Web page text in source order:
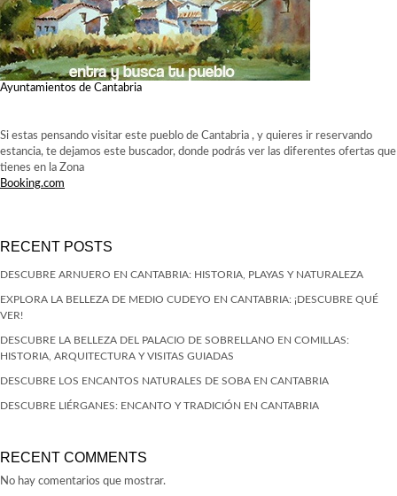
Ayuntamientos de Cantabria
Si estas pensando visitar este pueblo de Cantabria , y quieres ir reservando
estancia, te dejamos este buscador, donde podrás ver las diferentes ofertas que
tienes en la Zona
Booking.com
RECENT POSTS
DESCUBRE ARNUERO EN CANTABRIA: HISTORIA, PLAYAS Y NATURALEZA
EXPLORA LA BELLEZA DE MEDIO CUDEYO EN CANTABRIA: ¡DESCUBRE QUÉ
VER!
DESCUBRE LA BELLEZA DEL PALACIO DE SOBRELLANO EN COMILLAS:
HISTORIA, ARQUITECTURA Y VISITAS GUIADAS
DESCUBRE LOS ENCANTOS NATURALES DE SOBA EN CANTABRIA
DESCUBRE LIÉRGANES: ENCANTO Y TRADICIÓN EN CANTABRIA
RECENT COMMENTS
No hay comentarios que mostrar.